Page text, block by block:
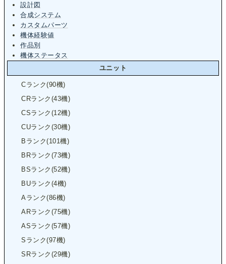
設計図
合成システム
カスタムパーツ
機体経験値
作品別
機体ステータス
ユニット
Cランク(90機)
CRランク(43機)
CSランク(12機)
CUランク(30機)
Bランク(101機)
BRランク(73機)
BSランク(52機)
BUランク(4機)
Aランク(86機)
ARランク(75機)
ASランク(57機)
Sランク(97機)
SRランク(29機)